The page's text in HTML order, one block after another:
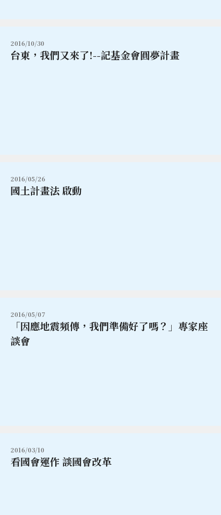
2016/10/30
台東，我們又來了!--記基金會圓夢計畫
2016/05/26
國土計畫法 啟動
2016/05/07
「因應地震頻傳，我們準備好了嗎？」專家座
談會
2016/03/10
看國會運作 談國會改革